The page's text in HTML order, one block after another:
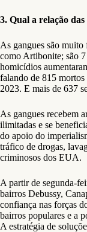
3. Qual a relação
As gangues são muito
como Artibonite; são
homicídios
falando de 815 mortos
2023. E mais de 637
As gangues recebem
ilimitadas e se
do apoio do
tráfico de drogas,
criminosos dos EUA.
A partir de segunda-
bairros Debussy,
confiança nas forças
bairros populares e a
A estratégia de